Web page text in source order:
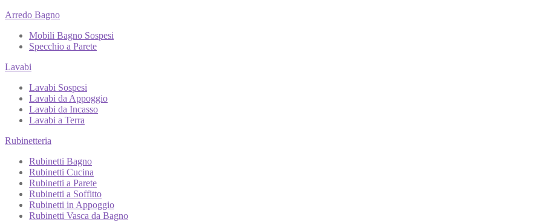
Arredo Bagno
Mobili Bagno Sospesi
Specchio a Parete
Lavabi
Lavabi Sospesi
Lavabi da Appoggio
Lavabi da Incasso
Lavabi a Terra
Rubinetteria
Rubinetti Bagno
Rubinetti Cucina
Rubinetti a Parete
Rubinetti a Soffitto
Rubinetti in Appoggio
Rubinetti Vasca da Bagno